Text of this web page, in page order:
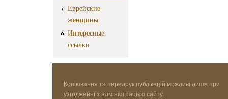
Еврейские
женщины
Интересные
ссылки
Копіювання та передрук публікацій можливі лише при
узгодженні з адміністрацією сайту.